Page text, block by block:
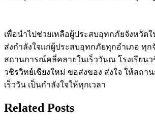
เพื่อนำไปช่วยเหลือผู้ประสบอุทกภัยจังหวัด
ส่งกำลังใจแก่ผู้ประสบอุทกภัยทุกอำเภอ ทุก
สถานการณ์คลี่คลายในเร็ววันณ โรงเรียนว
วชิรวิทย์เชียงใหม่ ขอส่งของ ส่งใจ ให้สถ
เร็ววัน เป็นกำลังใจให้ทุกเวลา
Related Posts